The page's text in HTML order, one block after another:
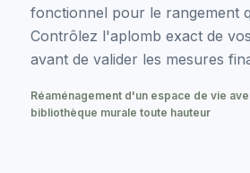
fonctionnel pour le rangement
Contrôlez l'aplomb exact de
avant de valider les mesures
Réaménagement d'un espace de vie
bibliothèque murale toute hauteur